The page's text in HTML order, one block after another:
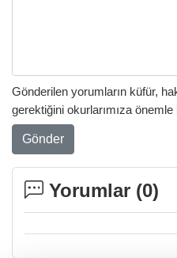
Gönderilen yorumların küfür,
gerektiğini okurlarımıza önemle
Gönder
Yorumlar (0)